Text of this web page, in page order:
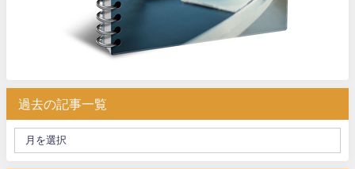
過去の記事一覧